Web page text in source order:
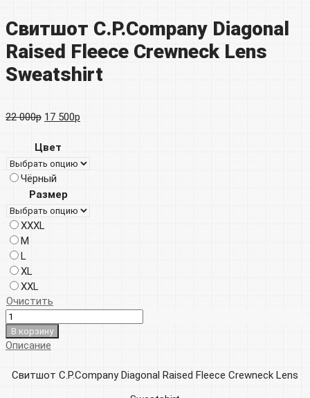
Свитшот C.P.Company Diagonal
Raised Fleece Crewneck Lens
Sweatshirt
22 000р Первоначальная
составляла
000р.
17 500р
17
Цвет
Чёрный
Размер
XXXL
M
L
XL
XXL
Очистить
В корзину
Описание
Свитшот C.P.Company Diagonal Raised Fleece Crewneck Lens